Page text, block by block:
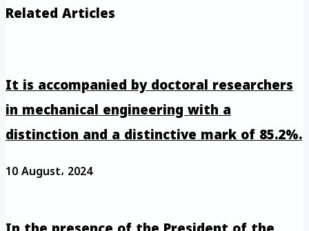
Related Articles
It is accompanied by doctoral researchers
in mechanical engineering with a
distinction and a distinctive mark of 85.2%.
10 August، 2024